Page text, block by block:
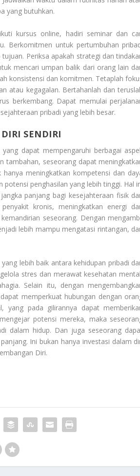
yang butuhkan.
kursus online, hadiri seminar dan
Berkomitmen untuk pertumbuhan
Periksa apakah strategi dan
mencari umpan balik dari orang lain
konsistensi dan komitmen. Tetaplah
atau kegagalan. Bertahanlah dan
berkembang. Dapat memulai
pribadi yang lebih besar.
SENDIRI
yang dapat mempengaruhi berbagai
tambahan, seseorang dapat
meningkatkan kompetensi dan
penghasilan yang lebih tinggi. Hal
panjang bagi kesejahteraan fisik
kronis, meningkatkan energi
seseorang. Dengan
lebih mampu mengatasi rintangan,
lebih baik antara kehidupan pribadi
stres dan merawat kesehatan
Selain itu, dengan
memperkuat hubungan dengan
yang pada gilirannya dapat
potensi mereka, maka
dalam hidup. Dan juga seseorang
Ini bukan hanya investasi dalam
Diri.